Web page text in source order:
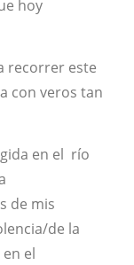
hoy
recorrer este
con veros tan
en el río
de mis
de la
el